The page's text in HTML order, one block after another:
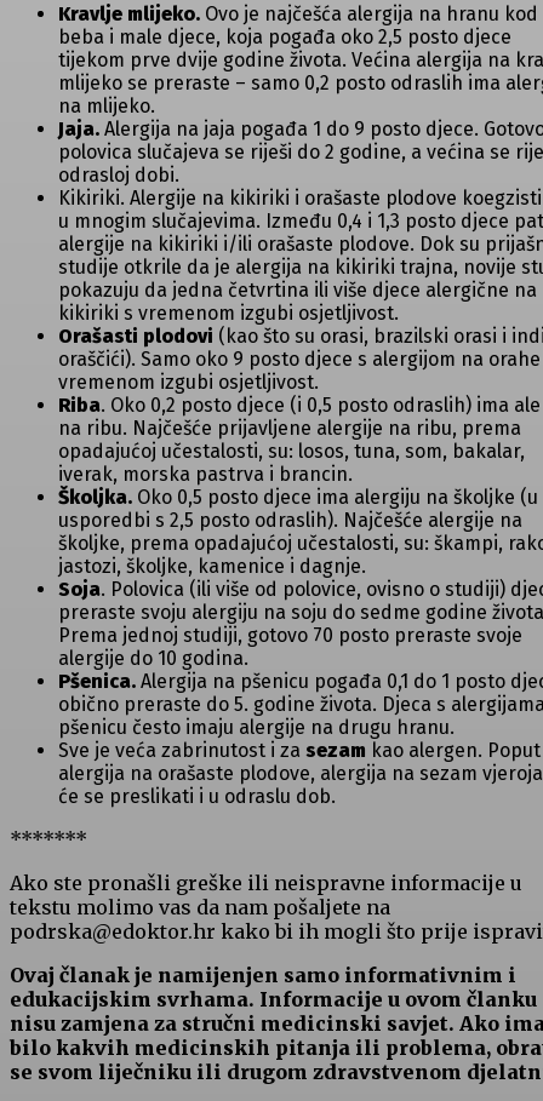
Kravlje mlijeko. Ovo je najčešća alergija na hranu kod
beba i male djece, koja pogađa oko 2,5 posto djece
tijekom prve dvije godine života. Većina alergija na
mlijeko se preraste – samo 0,2 posto odraslih ima
na mlijeko.
Jaja. Alergija na jaja pogađa 1 do 9 posto djece.
polovica slučajeva se riješi do 2 godine, a većina se
odrasloj dobi.
Kikiriki. Alergije na kikiriki i orašaste plodove
u mnogim slučajevima. Između 0,4 i 1,3 posto djece
alergije na kikiriki i/ili orašaste plodove. Dok su
studije otkrile da je alergija na kikiriki trajna, novije
pokazuju da jedna četvrtina ili više djece alergične na
kikiriki s vremenom izgubi osjetljivost.
Orašasti plodovi (kao što su orasi, brazilski orasi i
oraščići). Samo oko 9 posto djece s alergijom na
vremenom izgubi osjetljivost.
Riba. Oko 0,2 posto djece (i 0,5 posto odraslih) ima
na ribu. Najčešće prijavljene alergije na ribu, prema
opadajućoj učestalosti, su: losos, tuna, som, bakalar,
iverak, morska pastrva i brancin.
Školjka. Oko 0,5 posto djece ima alergiju na školjke (u
usporedbi s 2,5 posto odraslih). Najčešće alergije na
školjke, prema opadajućoj učestalosti, su: škampi,
jastozi, školjke, kamenice i dagnje.
Soja. Polovica (ili više od polovice, ovisno o studiji)
preraste svoju alergiju na soju do sedme godine
Prema jednoj studiji, gotovo 70 posto preraste svoje
alergije do 10 godina.
Pšenica. Alergija na pšenicu pogađa 0,1 do 1 posto
obično preraste do 5. godine života. Djeca s
pšenicu često imaju alergije na drugu hranu.
Sve je veća zabrinutost i za sezam kao alergen. Poput
alergija na orašaste plodove, alergija na sezam
će se preslikati i u odraslu dob.
*******
Ako ste pronašli greške ili neispravne informacije u
tekstu molimo vas da nam pošaljete na
podrska@edoktor.hr kako bi ih mogli što prije
Ovaj članak je namijenjen samo informativnim i
edukacijskim svrhama. Informacije u ovom članku
nisu zamjena za stručni medicinski savjet. Ako
bilo kakvih medicinskih pitanja ili problema,
se svom liječniku ili drugom zdravstvenom